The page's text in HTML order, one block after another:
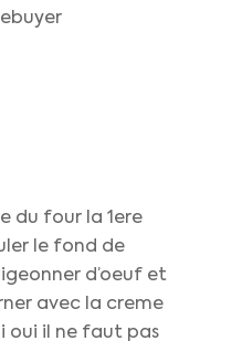
du four la 1ere
le fond de
d’oeuf et
avec la creme
oui il ne faut pas